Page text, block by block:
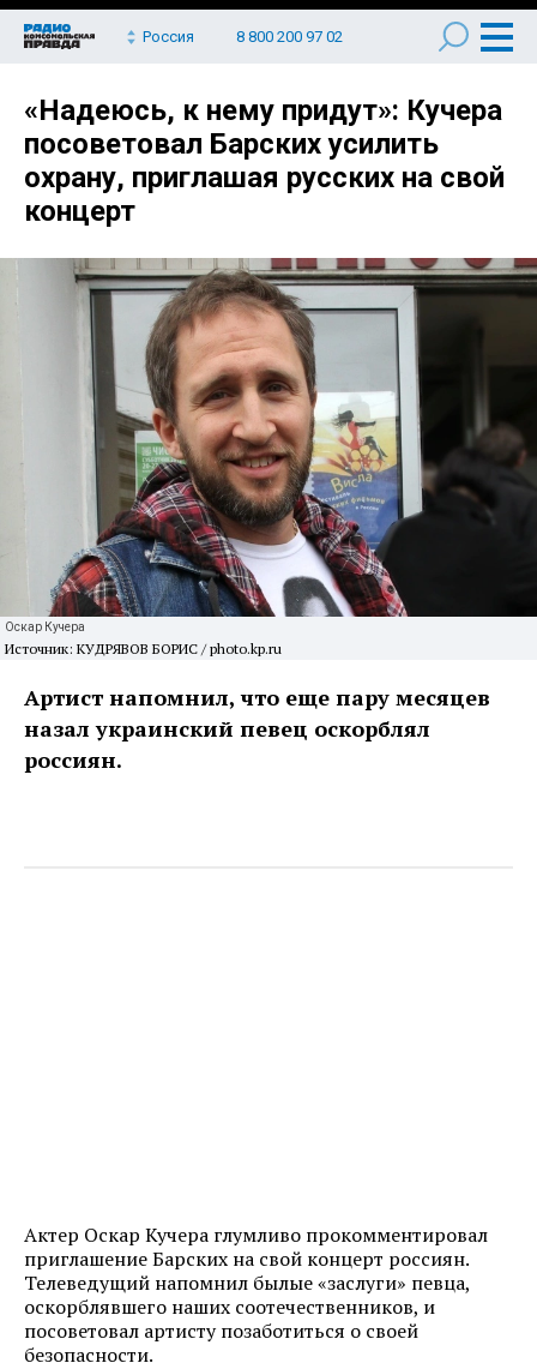
Россия 8 800 200 97 02
«Надеюсь, к нему придут»: Кучера
посоветовал Барских усилить
охрану, приглашая русских на свой
концерт
Оскар Кучера
Источник: КУДРЯВОВ БОРИС / photo.kp.ru
Артист напомнил, что еще пару месяцев
назал украинский певец оскорблял
россиян.
Актер Оскар Кучера глумливо прокомментировал
приглашение Барских на свой концерт россиян.
Телеведущий напомнил былые «заслуги» певца,
оскорблявшего наших соотечественников, и
посоветовал артисту позаботиться о своей
безопасности.